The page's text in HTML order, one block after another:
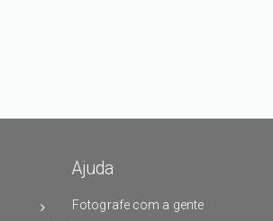
Ajuda
Fotografe com a gente